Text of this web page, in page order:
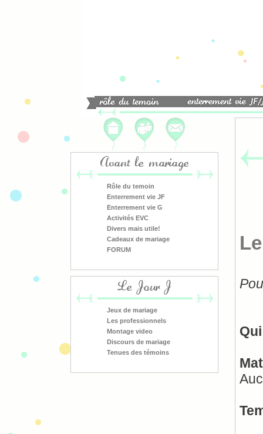
Avant le mariage
Rôle du temoin
Enterrement vie JF
Enterrement vie G
Activités EVC
Divers mais utile!
Cadeaux de mariage
FORUM
Le Jour J
Jeux de mariage
Les professionnels
Montage video
Discours de mariage
Tenues des témoins